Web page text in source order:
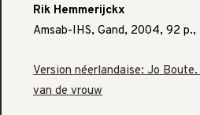
Rik Hemmerijckx
Amsab-IHS, Gand, 2004, 92
Version néerlandaise: Jo
van de vrouw